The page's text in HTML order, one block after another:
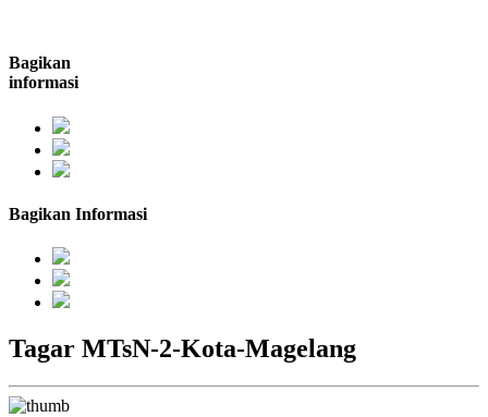
Bagikan
informasi
Bagikan Informasi
Tagar MTsN-2-Kota-Magelang